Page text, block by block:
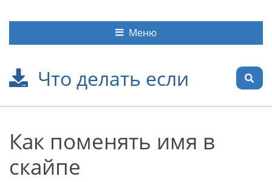
Что делать если
Меню
Как поменять имя в
скайпе